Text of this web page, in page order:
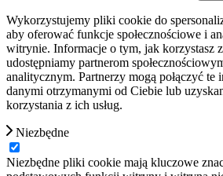
Wykorzystujemy pliki cookie do
aby oferować funkcje społecznościowe i
witrynie. Informacje o tym, jak korzystasz
udostępniamy partnerom
analitycznym. Partnerzy mogą połączyć te
danymi otrzymanymi od Ciebie lub
korzystania z ich usług.
Niezbędne
Niezbędne pliki cookie mają kluczowe